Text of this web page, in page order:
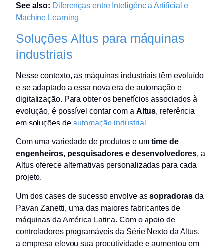
See also: Diferenças entre Inteligência Artificial e
Machine Learning
Soluções Altus para máquinas
industriais
Nesse contexto, as máquinas industriais têm evoluído
e se adaptado a essa nova era de automação e
digitalização. Para obter os benefícios associados à
evolução, é possível contar com a Altus, referência
em soluções de automação industrial .
Com uma variedade de produtos e um time de
engenheiros, pesquisadores e desenvolvedores, a
Altus oferece alternativas personalizadas para cada
projeto.
Um dos cases de sucesso envolve as sopradoras da
Pavan Zanetti, uma das maiores fabricantes de
máquinas da América Latina. Com o apoio de
controladores programáveis da Série Nexto da Altus,
a empresa elevou sua produtividade e aumentou em